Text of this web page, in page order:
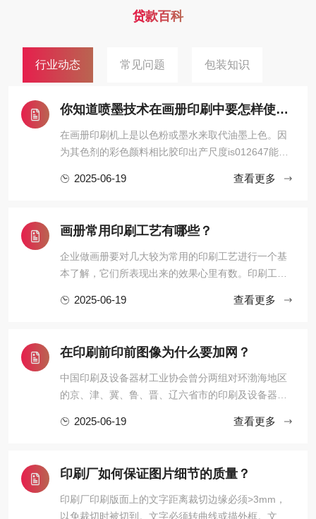
贷款百科
行业动态 常见问题 包装知识
你知道喷墨技术在画册印刷中要怎样使用？
在画册印刷机上是以色粉或墨水来取代油墨上色。因
为其色剂的彩色颜料相比胶印出产尺度is012647能取
厚的色域再加上优秀的色彩治理软件的共同，令其不
模拟在高速轮转印刷机下 ...
2025-06-19 查看更多
画册常用印刷工艺有哪些？
企业做画册要对几大较为常用的印刷工艺进行一个基
本了解，它们所表现出来的效果心里有数。印刷工艺
至品牌文化。下面我们简单来了解一下画册中常用的
孔、过胶、压塑、打孔、鸡眼 ...
2025-06-19 查看更多
在印刷前印前图像为什么要加网？
中国印刷及设备器材工业协会曾分两组对环渤海地区
的京、津、冀、鲁、晋、辽六省市的印刷及设备器材
工业有得天独厚的优势，然而不可否认，目前环渤海
的原因，该地区的经济基 ...
2025-06-19 查看更多
印刷厂如何保证图片细节的质量？
印刷厂印刷版面上的文字距离裁切边缘必须>3mm，
以免裁切时被切到。文字必须转曲线或描外框。文字